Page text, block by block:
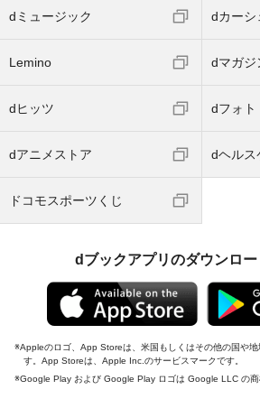
dミュージック dカーシ
Lemino dマガジ
dヒッツ dフォト
dアニメストア dヘルス
ドコモスポーツくじ
dブックアプリのダウンロー
Appleのロゴ、App Storeは、米国もしくはその他の国や
す。App Storeは、Apple Inc.のサービスマークです。
Google Play および Google Play ロゴは Google LLC の商